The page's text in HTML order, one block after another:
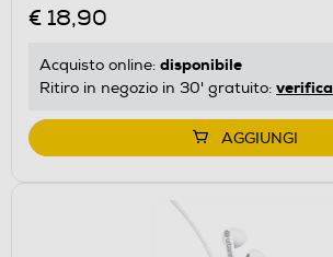
€ 18,90
Acquisto online: disponibile
Ritiro in negozio in 30' gratuito: verifica
AGGIUNGI